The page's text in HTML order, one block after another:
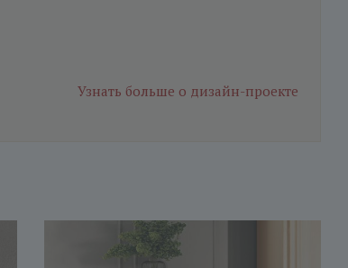
Узнать больше о дизайн-проекте